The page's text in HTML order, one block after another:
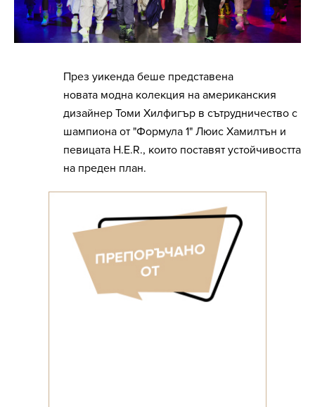
През уикенда беше представена
новата модна колекция на американския
дизайнер Томи Хилфигър в сътрудничество с
шампиона от "Формула 1" Люис Хамилтън и
певицата H.E.R., които поставят устойчивостта
на преден план.